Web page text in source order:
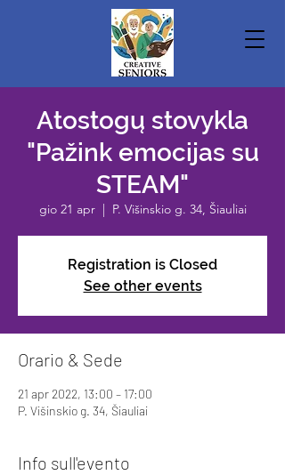
Atostogų stovykla
"Pažink emocijas su
STEAM"
gio 21 apr
  |
P. Višinskio g. 34, Šiauliai
Registration is Closed
See other events
Orario & Sede
21 apr 2022, 13:00 – 17:00
P. Višinskio g. 34, Šiauliai
Info sull'evento